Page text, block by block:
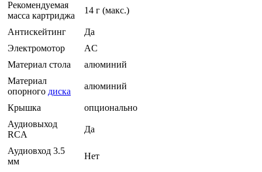
Рекомендуемая
масса картриджа
14 г (макс.)
Антискейтинг
Да
Электромотор
AC
Материал стола
алюминий
Материал
опорного диска
алюминий
Крышка
опционально
Аудиовыход
RCA
Да
Аудиовход 3.5
мм
Нет